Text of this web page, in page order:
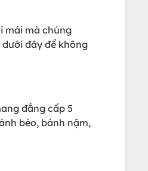
mái mà chúng
đây để không
đẳng cấp 5
bèo, bánh nậm,